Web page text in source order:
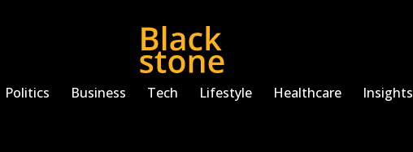
Politics Business Tech Lifestyle Healthcare Insights